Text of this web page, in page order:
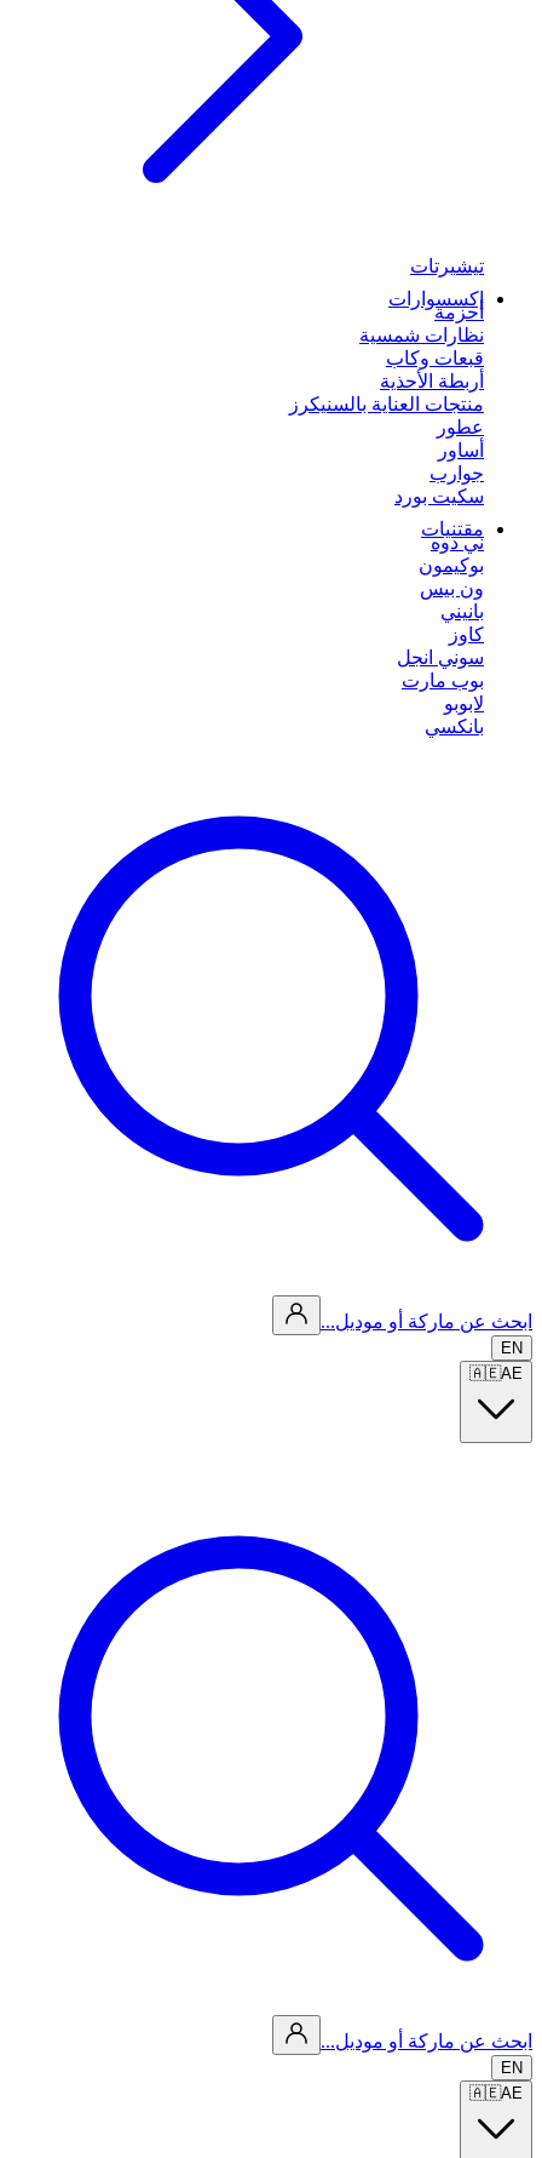
تيشيرتات
إكسسوارات
أحزمة
نظارات شمسية
قبعات وكاب
أربطة الأحذية
منتجات العناية بالسنيكرز
عطور
أساور
جوارب
سكيت بورد
مقتنيات
ني دوه
بوكيمون
ون بيس
بانيني
كاوز
سوني انجل
بوب مارت
لابوبو
بانكسي
ابحث عن ماركة أو موديل...
EN
🇦🇪AE
ابحث عن ماركة أو موديل...
EN
🇦🇪AE